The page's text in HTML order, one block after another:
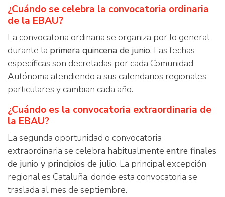
¿Cuándo se celebra la convocatoria ordinaria
de la EBAU?
La convocatoria ordinaria se organiza por lo general
durante la primera quincena de junio. Las fechas
específicas son decretadas por cada Comunidad
Autónoma atendiendo a sus calendarios regionales
particulares y cambian cada año.
¿Cuándo es la convocatoria extraordinaria de
la EBAU?
La segunda oportunidad o convocatoria
extraordinaria se celebra habitualmente entre finales
de junio y principios de julio. La principal excepción
regional es Cataluña, donde esta convocatoria se
traslada al mes de septiembre.